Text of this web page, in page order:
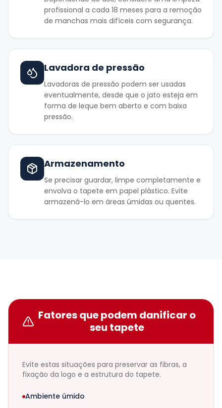
profissional a cada 18 meses para a remoção
de manchas mais difíceis com segurança.
Lavadora de pressão
Lavadoras de pressão podem ser usadas
eventualmente, desde que o jato esteja em
forma de leque bem aberto e com baixa
pressão.
Armazenamento
Se precisar guardar, limpe completamente e
envolva o tapete em papel plástico. Evite
armazená-lo em áreas úmidas ou quentes.
Fatores que podem danificar o
seu tapete
Evite estas situações para preservar as fibras, a
fixação da logo e a estrutura do tapete.
Ambiente úmido